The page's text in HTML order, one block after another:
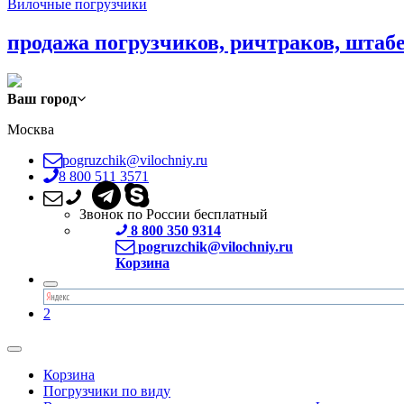
Вилочные погрузчики
продажа погрузчиков, ричтраков,
Ваш город
Москва
pogruzchik@vilochniy.ru
8 800 511 3571
Звонок по России бесплатный
8 800 350 9314
pogruzchik@vilochniy.ru
Корзина
2
Корзина
Погрузчики по виду